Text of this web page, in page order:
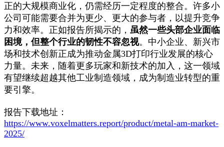
正的大规模商业化，仍需经历一定程度的整合。许多小
公司可能需要合并为更少、更大的参与者，以提升竞争
力和效率。正如报告所揭示的， 虽然一些头部企业面临
困境，但整个行业的韧性不容忽视。中小企业、新兴市
场和技术创新正成为推动金属3D打印行业发展的核心
力量。未来，随着更多玩家和新技术的加入，这一领域
有望继续超越其他工业制造领域，成为制造业转型的重
要引擎。
报告下载地址：
https://www.voxelmatters.report/product/metal-am-market-
2025/